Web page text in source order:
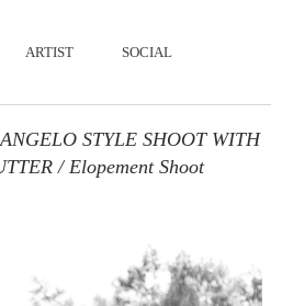
ARTIST SOCIAL
STYLE SHOOT WITH
/ Elopement Shoot